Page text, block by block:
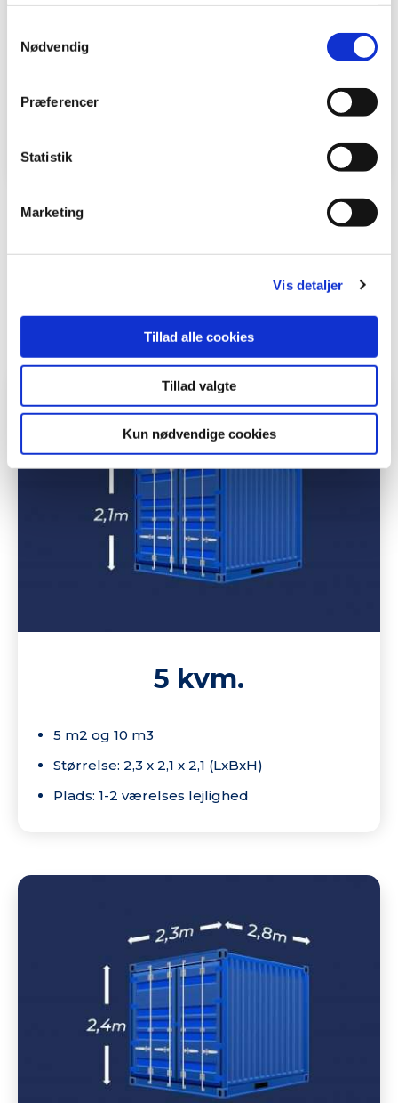
Nødvendig
Præferencer
Statistik
Marketing
Vis detaljer
Tillad alle cookies
Tillad valgte
Kun nødvendige cookies
Kbh. SV
Hvilken størrelse?
5 kvm.
5 m2 og 10 m3
Størrelse: 2,3 x 2,1 x 2,1 (LxBxH)
Plads: 1-2 værelses lejlighed